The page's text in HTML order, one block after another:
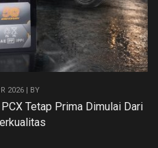
2026 | BY
Tetap Prima Dimulai Dari